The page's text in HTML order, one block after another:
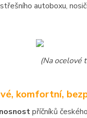
autoboxu,
(Na ocelové
komfortní,
nosnostpříčníků